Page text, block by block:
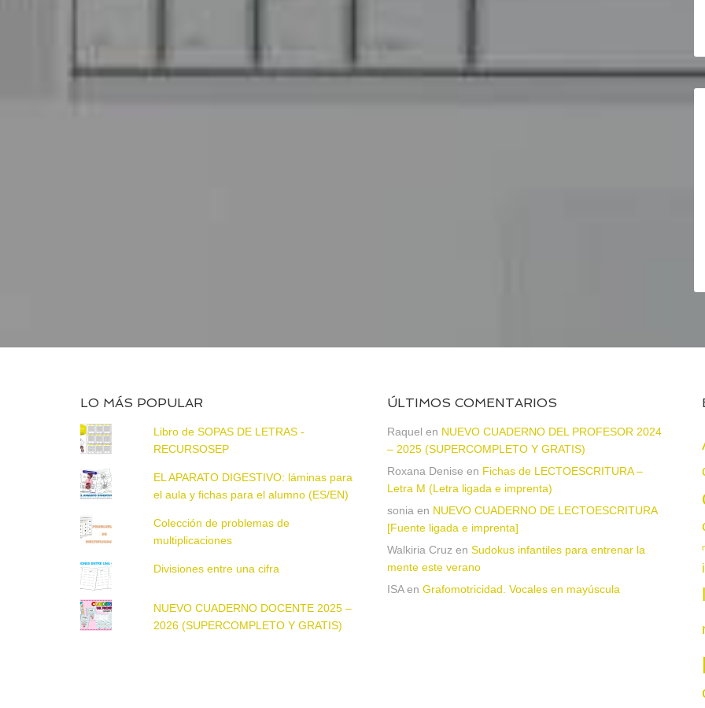
LO MÁS POPULAR
Libro de SOPAS DE LETRAS -
RECURSOSEP
EL APARATO DIGESTIVO: láminas para
el aula y fichas para el alumno (ES/EN)
Colección de problemas de
multiplicaciones
Divisiones entre una cifra
NUEVO CUADERNO DOCENTE 2025 –
2026 (SUPERCOMPLETO Y GRATIS)
ÚLTIMOS COMENTARIOS
Raquel en NUEVO CUADERNO DEL PROFESOR 2024
– 2025 (SUPERCOMPLETO Y GRATIS)
Roxana Denise en Fichas de LECTOESCRITURA –
Letra M (Letra ligada e imprenta)
sonia en NUEVO CUADERNO DE LECTOESCRITURA
[Fuente ligada e imprenta]
Walkiria Cruz en Sudokus infantiles para entrenar la
mente este verano
ISAen Grafomotricidad. Vocales en mayúscula